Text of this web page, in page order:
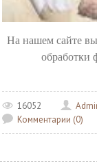
На нашем сайте
обработки
16052
Комментарии (0)